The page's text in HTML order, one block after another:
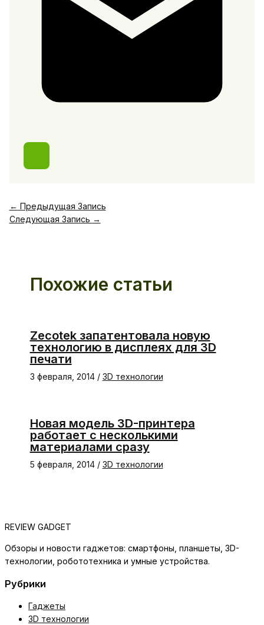
← Предыдущая Запись
Следующая Запись →
Похожие статьи
Zecotek запатентовала новую
технологию в дисплеях для 3D
печати
3 февраля, 2014 / 3D технологии
Новая модель 3D-принтера
работает с несколькими
материалами сразу
5 февраля, 2014 / 3D технологии
REVIEW GADGET
Обзоры и новости гаджетов: смартфоны, планшеты, 3D-
технологии, робототехника и умные устройства.
Рубрики
Гаджеты
3D технологии